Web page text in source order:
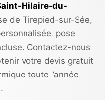
Hilaire-du-
de Tirepied-sur-Sée,
pose
Contactez-nous
votre devis gratuit
toute l’année